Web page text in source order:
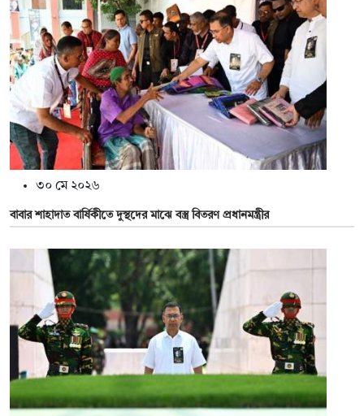
৩০ মে ২০২৬
বাবার শাহাদাত বার্ষিকীতে দুস্থদের মাঝে বস্ত্র বিতরণ প্রধানমন্ত্রীর